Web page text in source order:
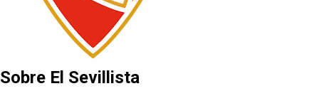
Sobre El Sevillista